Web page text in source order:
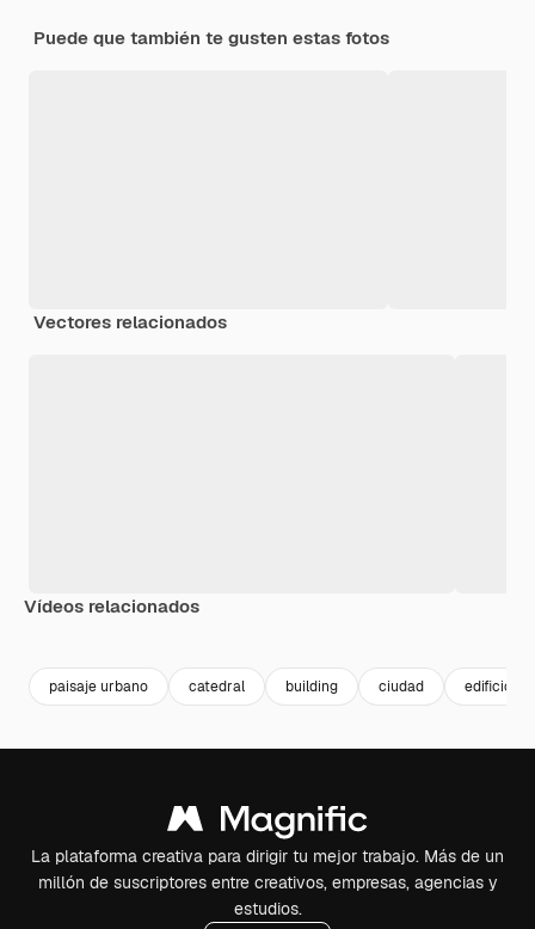
Puede que también te gusten estas fotos
Vectores relacionados
Vídeos relacionados
paisaje urbano catedral building ciudad edificios
La plataforma creativa para dirigir tu mejor trabajo. Más de un
millón de suscriptores entre creativos, empresas, agencias y
estudios.